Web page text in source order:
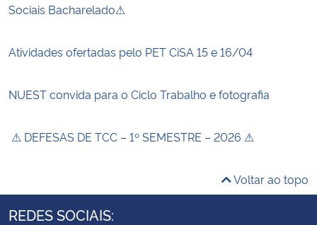
Sociais Bacharelado⚠
Atividades ofertadas pelo PET CiSA 15 e 16/04
NUEST convida para o Ciclo Trabalho e fotografia
⚠ DEFESAS DE TCC – 1º SEMESTRE – 2026 ⚠
Voltar ao topo
REDES SOCIAIS: